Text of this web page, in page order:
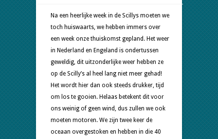
door
het
Kanaal
Na een heerlijke week in de Scillys moeten we
toch huiswaarts, we hebben immers over
een week onze thuiskomst gepland. Het weer
in Nederland en Engeland is ondertussen
geweldig, dit uitzonderlijke weer hebben ze
op de Scilly’s al heel lang niet meer gehad!
Het wordt hier dan ook steeds drukker, tijd
om los te gooien. Helaas betekent dit voor
ons weinig of geen wind, dus zullen we ook
moeten motoren. We zijn twee keer de
oceaan overgestoken en hebben in die 40